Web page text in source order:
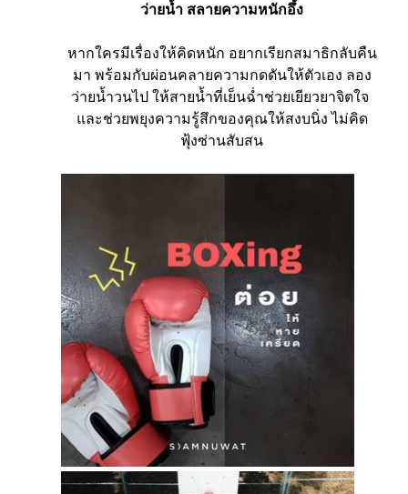
ว่ายน้ำ สลายความหนักอึ้ง
หากใครมีเรื่องให้คิดหนัก อยากเรียกสมาธิกลับคืน
มา พร้อมกับผ่อนคลายความกดดันให้ตัวเอง ลอง
ว่ายน้ำวนไป ให้สายน้ำที่เย็นฉ่ำช่วยเยียวยาจิตใจ
และช่วยพยุงความรู้สึกของคุณให้สงบนิ่ง ไม่คิด
ฟุ้งซ่านสับสน